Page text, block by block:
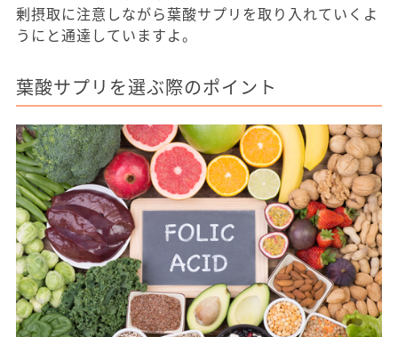
剰摂取に注意しながら葉酸サプリを取り入れていくよ
うにと通達していますよ。
葉酸サプリを選ぶ際のポイント